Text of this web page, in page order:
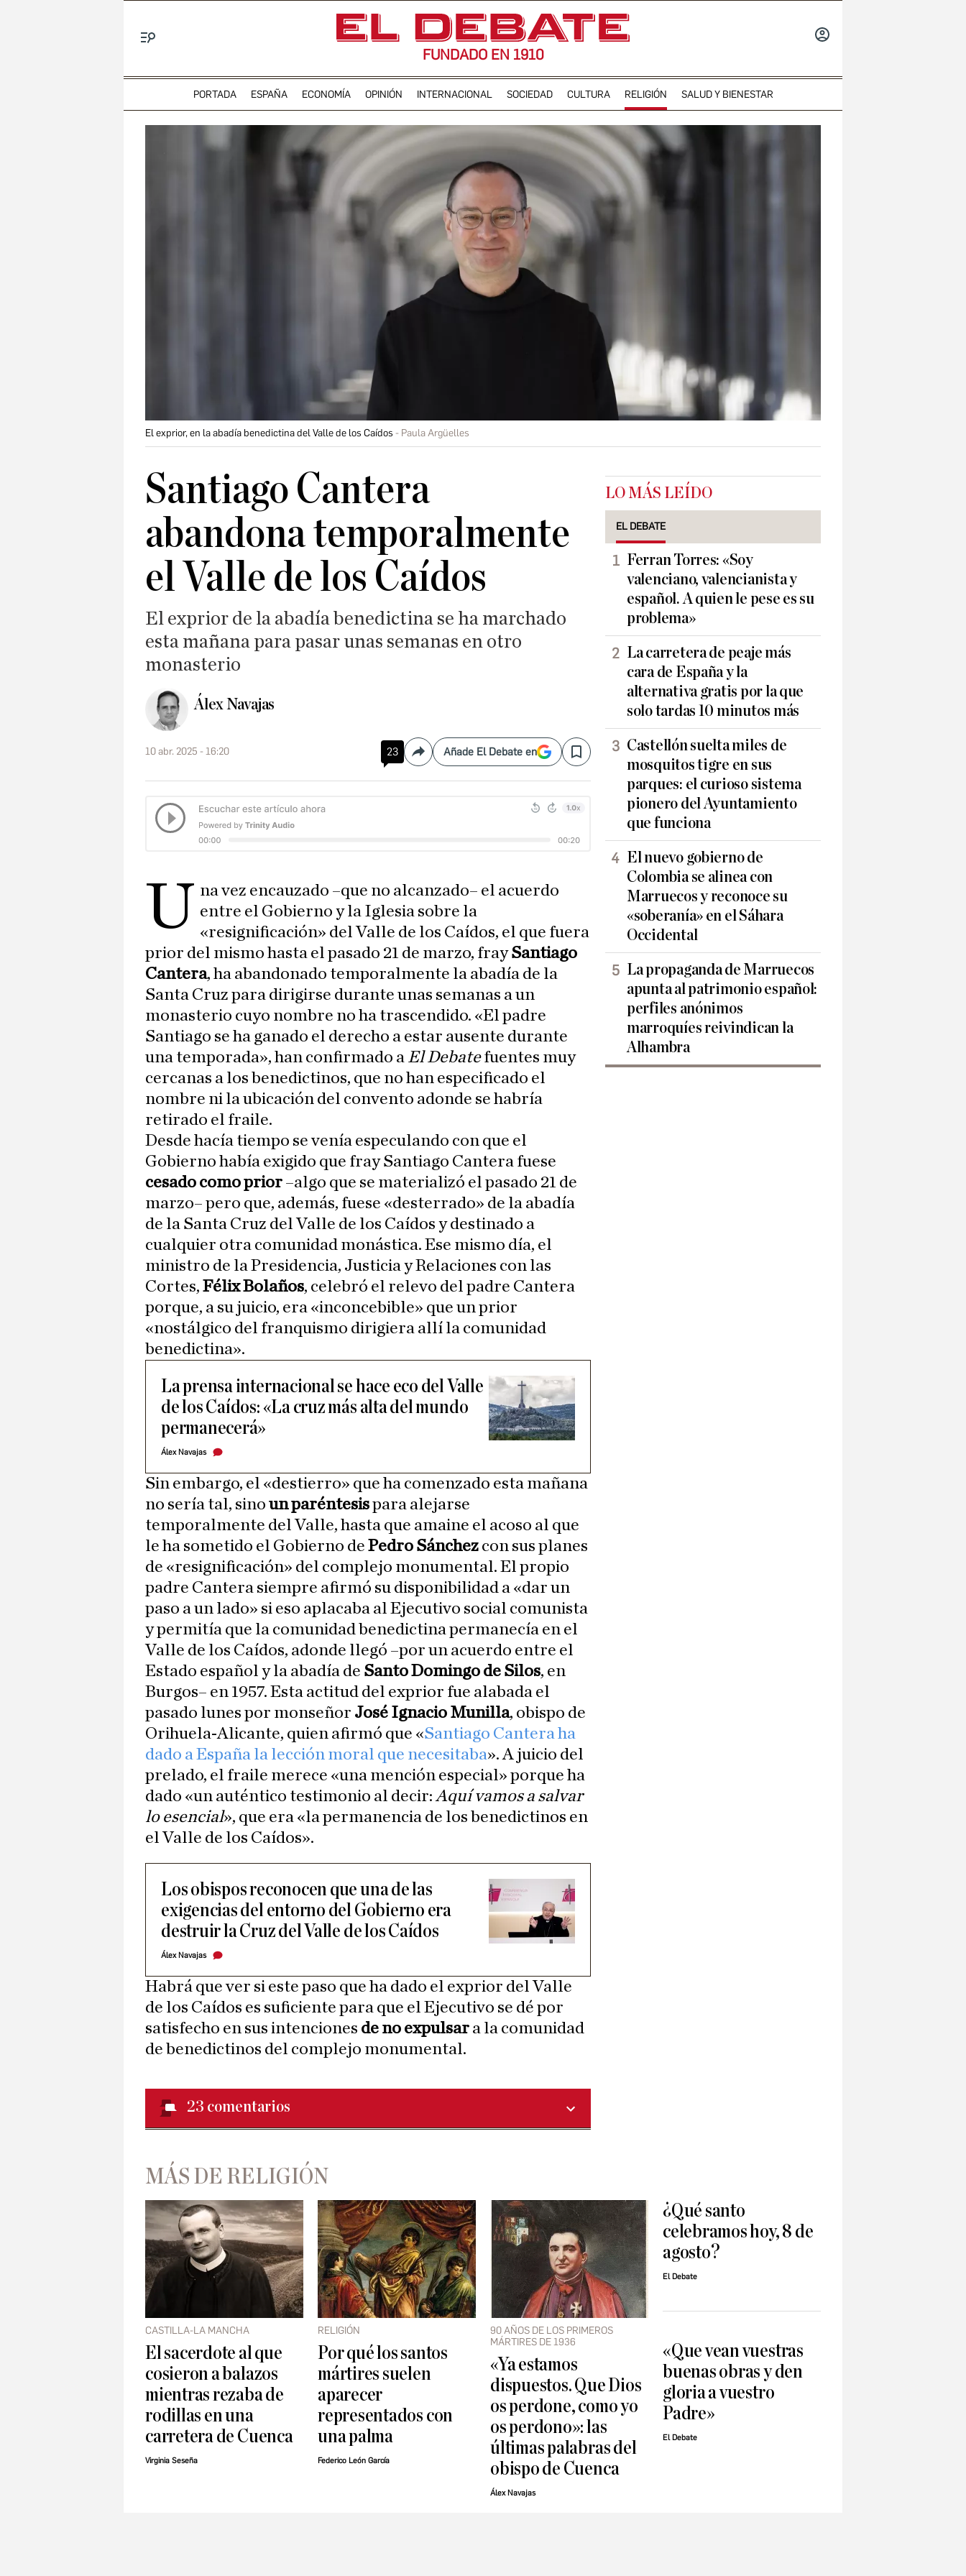
FUNDADO EN 1910
PORTADA ESPAÑA ECONOMÍA OPINIÓN INTERNACIONAL SOCIEDAD CULTURA RELIGIÓN SALUD Y BIENESTAR
El exprior, en la abadía benedictina del Valle de los Caídos Paula Argüelles
Santiago Cantera
abandona temporalmente
el Valle de los Caídos
El exprior de la abadía benedictina se ha marchado
esta mañana para pasar unas semanas en otro
monasterio
Álex Navajas
10 abr. 2025 - 16:20 23 CompartirAñade El Debate en Save
U na vez encauzado –que no alcanzado– el acuerdo
entre el Gobierno y la Iglesia sobre la
«resignificación» del Valle de los Caídos, el que fuera
prior del mismo hasta el pasado 21 de marzo, fraySantiago
Cantera, ha abandonado temporalmente la abadía de la
Santa Cruz para dirigirse durante unas semanas a un
monasterio cuyo nombre no ha trascendido. «El padre
Santiago se ha ganado el derecho a estar ausente durante
una temporada», han confirmado a El Debatefuentes muy
cercanas a los benedictinos, que no han especificado el
nombre ni la ubicación del convento adonde se habría
retirado el fraile.
Desde hacía tiempo se venía especulando con que el
Gobierno había exigido que fray Santiago Cantera fuese
cesado como prior –algo que se materializó el pasado 21 de
marzo– pero que, además, fuese «desterrado» de la abadía
de la Santa Cruz del Valle de los Caídos y destinado a
cualquier otra comunidad monástica. Ese mismo día, el
ministro de la Presidencia, Justicia y Relaciones con las
Cortes, Félix Bolaños, celebró el relevo del padre Cantera
porque, a su juicio, era «inconcebible» que un prior
«nostálgico del franquismo dirigiera allí la comunidad
benedictina».
La prensa internacional se hace eco del Valle
de los Caídos: «La cruz más alta del mundo
permanecerá»
Álex Navajas
Sin embargo, el «destierro» que ha comenzado esta mañana
no sería tal, sino un paréntesispara alejarse
temporalmente del Valle, hasta que amaine el acoso al que
le ha sometido el Gobierno de Pedro Sánchez con sus planes
de «resignificación» del complejo monumental. El propio
padre Cantera siempre afirmó su disponibilidad a «dar un
paso a un lado» si eso aplacaba al Ejecutivo social comunista
y permitía que la comunidad benedictina permanecía en el
Valle de los Caídos, adonde llegó –por un acuerdo entre el
Estado español y la abadía de Santo Domingo de Silos, en
Burgos– en 1957. Esta actitud del exprior fue alabada el
pasado lunes por monseñor José Ignacio Munilla, obispo de
Orihuela-Alicante, quien afirmó que «Santiago Cantera ha
dado a España la lección moral que necesitaba». A juicio del
prelado, el fraile merece «una mención especial» porque ha
dado «un auténtico testimonio al decir:Aquí vamos a salvar
lo esencial», que era «la permanencia de los benedictinos en
el Valle de los Caídos».
Los obispos reconocen que una de las
exigencias del entorno del Gobierno era
destruir la Cruz del Valle de los Caídos
Álex Navajas
Habrá que ver si este paso que ha dado el exprior del Valle
de los Caídos es suficiente para que el Ejecutivo se dé por
satisfecho en sus intenciones de no expulsar a la comunidad
de benedictinos del complejo monumental.
23 comentarios
LO MÁS LEÍDO
EL DEBATE
Ferran Torres: «Soy
valenciano, valencianista y
español. A quien le pese es su
problema»
La carretera de peaje más
cara de España y la
alternativa gratis por la que
solo tardas 10 minutos más
Castellón suelta miles de
mosquitos tigre en sus
parques: el curioso sistema
pionero del Ayuntamiento
que funciona
El nuevo gobierno de
Colombia se alinea con
Marruecos y reconoce su
«soberanía» en el Sáhara
Occidental
La propaganda de Marruecos
apunta al patrimonio español:
perfiles anónimos
marroquíes reivindican la
Alhambra
MÁS DE RELIGIÓN
CASTILLA-LA MANCHA
El sacerdote al que
cosieron a balazos
mientras rezaba de
rodillas en una
carretera de Cuenca
Virginia Seseña
RELIGIÓN
Por qué los santos
mártires suelen
aparecer
representados con
una palma
Federico León García
90 AÑOS DE LOS PRIMEROS
MÁRTIRES DE 1936
«Ya estamos
dispuestos. Que Dios
os perdone, como yo
os perdono»: las
últimas palabras del
obispo de Cuenca
Álex Navajas
¿Qué santo
celebramos hoy, 8 de
agosto?
El Debate
«Que vean vuestras
buenas obras y den
gloria a vuestro
Padre»
El Debate